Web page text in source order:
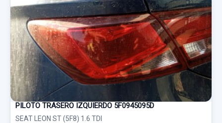
PILOTO TRASERO IZQUIERDO 5F0945095D
SEAT LEON ST (5F8) 1.6 TDI